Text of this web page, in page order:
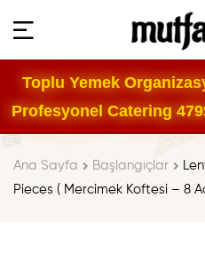
Toplu Yemek
Profesyonel Catering
Ana Sayfa Başlangıçlar
Pieces ( Mercimek Koftesi – 8